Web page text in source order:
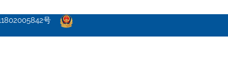
号